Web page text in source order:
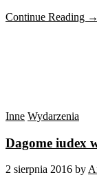
Continue Reading →
Inne Wydarzenia
Dagome iudex
2 sierpnia 2016 by